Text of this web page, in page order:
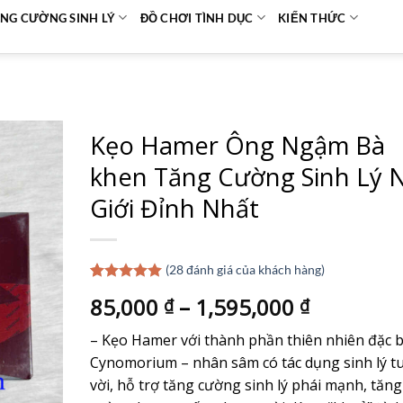
CƯỜNG SINH LÝ ĐỒ CHƠI TÌNH DỤC KIẾN THỨC
Kẹo Hamer Ông Ngậm Bà
khen Tăng Cường Sinh Lý
Giới Đỉnh Nhất
dựa trên
đánh giá
(28đánh giá của khách hàng)
85,000 ₫– 1,595,000 ₫
– Kẹo Hamer với thành phần thiên nhiên đặc
Cynomorium – nhân sâm có tác dụng sinh lý
vời, hỗ trợ tăng cường sinh lý phái mạnh, tăng